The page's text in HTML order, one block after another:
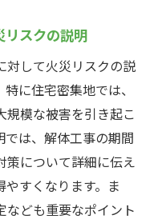
いためのアドバイ
めの火災保険の重
感と安全性
備えるための基本
リスクの説明
対して火災リスクの説
に住宅密集地では、
規模な被害を引き起こ
は、解体工事の期間
策について詳細に伝え
すくなります。ま
なども重要なポイント